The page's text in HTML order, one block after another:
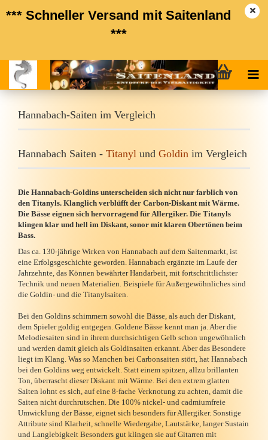
*** Schneller Versand mit Saitenland
***
Hannabach-Saiten im Vergleich
Hannabach Saiten - Titanyl und Goldin im Vergleich
Die Hannabach-Goldins unterscheiden sich nicht nur farblich von
den Titanyls. Klanglich verblüfft der Carbon-Diskant mit Wärme.
Die Bässe eignen sich hervorragend für Allergiker. Die Titanyls
klingen klar und hell im Diskant, sonor mit klaren Obertönen beim
Bass.
Das ca. 130-jährige Wirken von Hannabach auf dem Saitenmarkt, ist
eine Erfolgsgeschichte geworden. Hannabach ergänzte im Laufe der
Jahrzehnte, das Können bewährter Handarbeit, mit fortschrittlichster
Technik und neuen Materialien. Beispiele für Außergewöhnliches sind
die Goldin- und die Titanylsaiten.
Bei den Goldins schimmern sowohl die Bässe, als auch der Diskant,
dem Spieler goldig entgegen. Goldene Bässe kennt man ja. Aber die
Melodiesaiten sind in ihrem durchsichtigen Gelb schon ungewöhnlich
und werden damit gleich als Goldinsaiten erkannt. Aber das Besondere
liegt im Klang. Was so Manchen bei Carbonsaiten stört, hat Hannabach
bei den Goldins weg entwickelt. Statt einem spitzen, allzu brillanten
Ton, überrascht dieser Diskant mit Wärme. Bei den extrem glatten
Saiten lohnt es sich, auf eine 8-fache Verknotung zu achten, damit die
Saiten nicht durchrutschen. Die 100% nickel- und cadmiumfreie
Umwicklung der Bässe, eignet sich besonders für Allergiker. Sonstige
Attribute sind Klarheit, schnelle Wiedergabe, Lautstärke, langer Sustain
und Langlebigkeit Besonders gut klingen sie auf Gitarren mit